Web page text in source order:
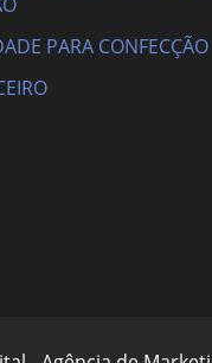
PARA CONFECÇÃO